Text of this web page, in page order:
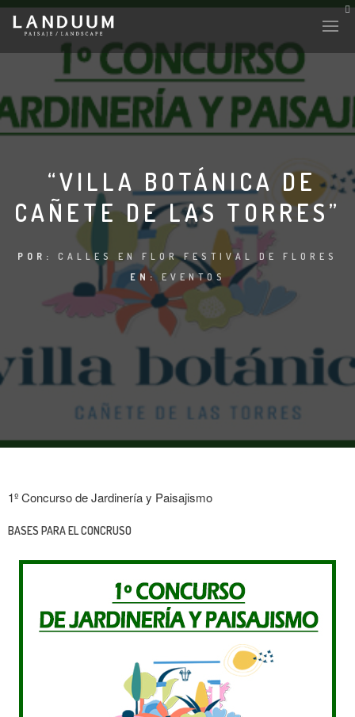
“VILLA BOTÁNICA DE
CAÑETE DE LAS TORRES”
POR: CALLES EN FLOR FESTIVAL DE FLORES
EN: EVENTOS
1º Concurso de Jardinería y Paisajismo
BASES PARA EL CONCRUSO